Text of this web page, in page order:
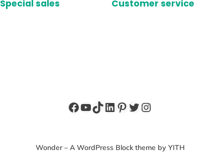
Special sales Customer service
Facebook
YouTube
TikTok
LinkedIn
Pinterest
X Instagram
Wonder – A WordPress Block theme by YITH